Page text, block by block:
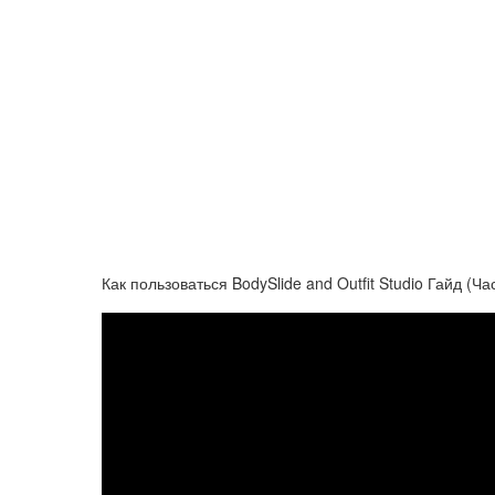
Как пользоваться BodySlide and Outfit Studio Гайд